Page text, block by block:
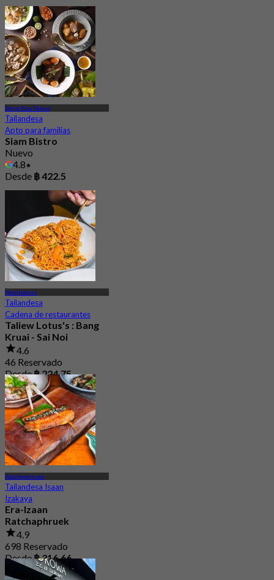
Bang Bua Thong
Tailandesa
Apto para familias
Siam Bistro
Nuevo
4.8
Desde ฿ 422.5
Nonthaburi
Tailandesa
Cadena de restaurantes
Taliew Lotus's : Bang
Kruai - Sai Noi
4.6
46 Reservado
Desde฿ 224.75
Ratchaphruek
Tailandesa Isaan
Izakaya
Era-Izaan
Ratchaphruek
4.9
698 Reservado
Desde ฿ 316.66